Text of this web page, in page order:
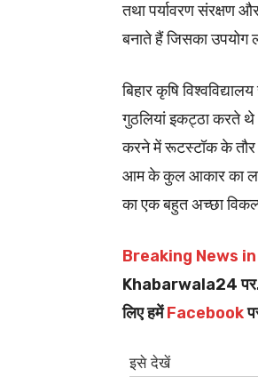
तथा पर्यावरण संरक्षण
बनाते हैं जिसका उपयोग
बिहार कृषि
गुठलियां इकट्ठा करते
करने में रूटस्टॉक के तौर
आम के कुल आकार का
का एक बहुत अच्छा
Breaking News
Khabarwala24
लिए हमेंFacebook